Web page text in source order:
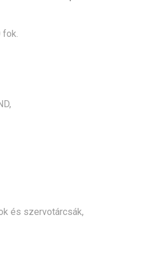
fok.
és szervotárcsák,